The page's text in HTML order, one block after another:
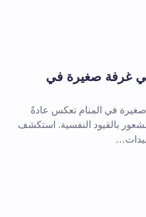
غرفة صغيرة في
في المنام تعكس عادةً
بالقيود النفسية. استكشف